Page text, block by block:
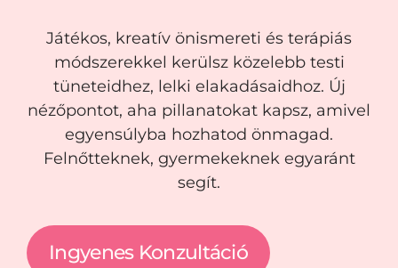
Játékos, kreatív önismereti és terápiás
módszerekkel kerülsz közelebb testi
tüneteidhez, lelki elakadásaidhoz. Új
nézőpontot, aha pillanatokat kapsz, amivel
egyensúlyba hozhatod önmagad.
Felnőtteknek, gyermekeknek egyaránt
segít.
Ingyenes Konzultáció